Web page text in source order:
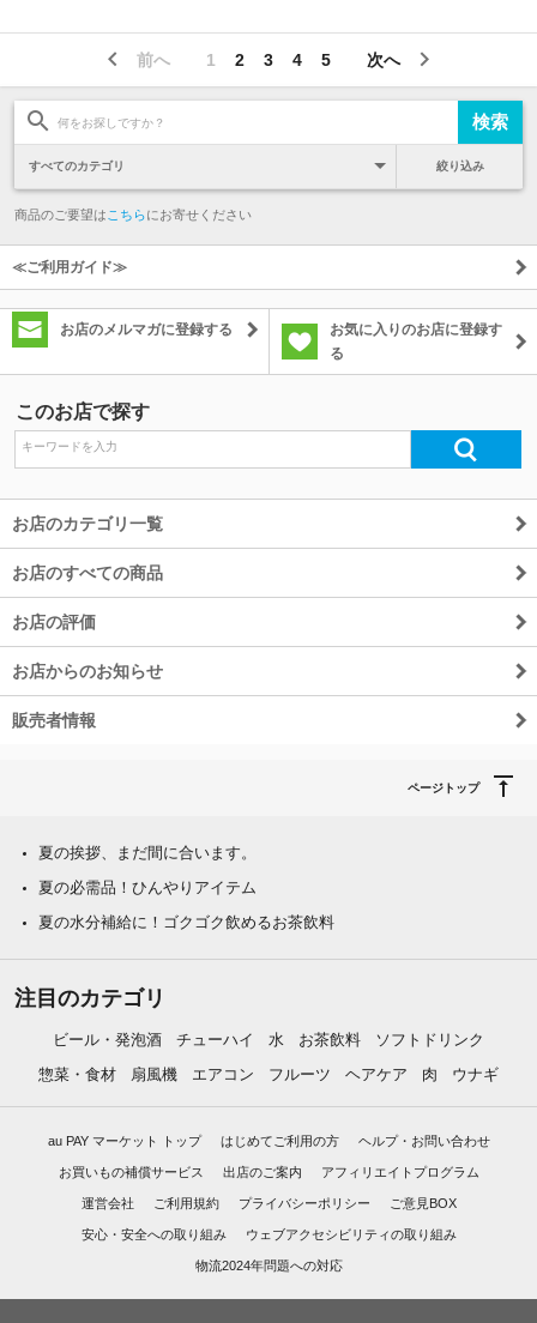
前へ 次へ
1 2 3 4 5
絞り込み
商品のご要望は こちらにお寄せください
≪ご利用ガイド≫
お店のメルマガに登録する
お気に入りのお店に登録す
る
このお店で探す
お店のカテゴリ一覧
お店のすべての商品
お店の評価
お店からのお知らせ
販売者情報
ページトップ
夏の挨拶、まだ間に合います。
夏の必需品！ひんやりアイテム
夏の水分補給に！ゴクゴク飲めるお茶飲料
注目のカテゴリ
ビール・発泡酒 チューハイ 水 お茶飲料
ソフトドリンク
惣菜・食材
扇風機 エアコン フルーツ ヘアケア 肉 ウナギ
au PAY マーケット トップ はじめてご利用の方 ヘルプ・お問い合わせ
お買いもの補償サービス 出店のご案内 アフィリエイトプログラム
運営会社 ご利用規約 プライバシーポリシー ご意見BOX
安心・安全への取り組み ウェブアクセシビリティの取り組み
物流2024年問題への対応